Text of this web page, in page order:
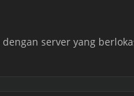
dengan server yang